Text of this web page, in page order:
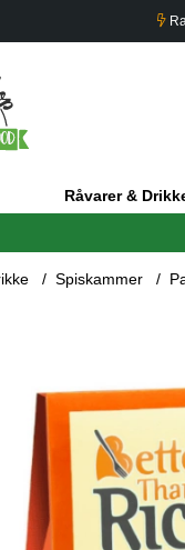
Råvarer &
Spiskammer
Rice ØKO 385g